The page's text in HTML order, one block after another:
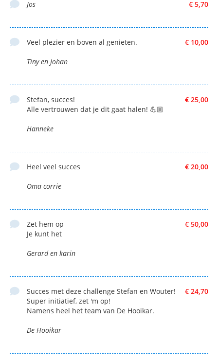
€ 5,70
Jos
€ 10,00
Veel plezier en boven al genieten.
Tiny en Johan
€ 25,00
Stefan, succes!
Alle vertrouwen dat je dit gaat halen! 💪🏼
Hanneke
€ 20,00
Heel veel succes
Oma corrie
€ 50,00
Zet hem op
Je kunt het
Gerard en karin
€ 24,70
Succes met deze challenge Stefan en Wouter!
Super initiatief, zet 'm op!
Namens heel het team van De Hooikar.
De Hooikar